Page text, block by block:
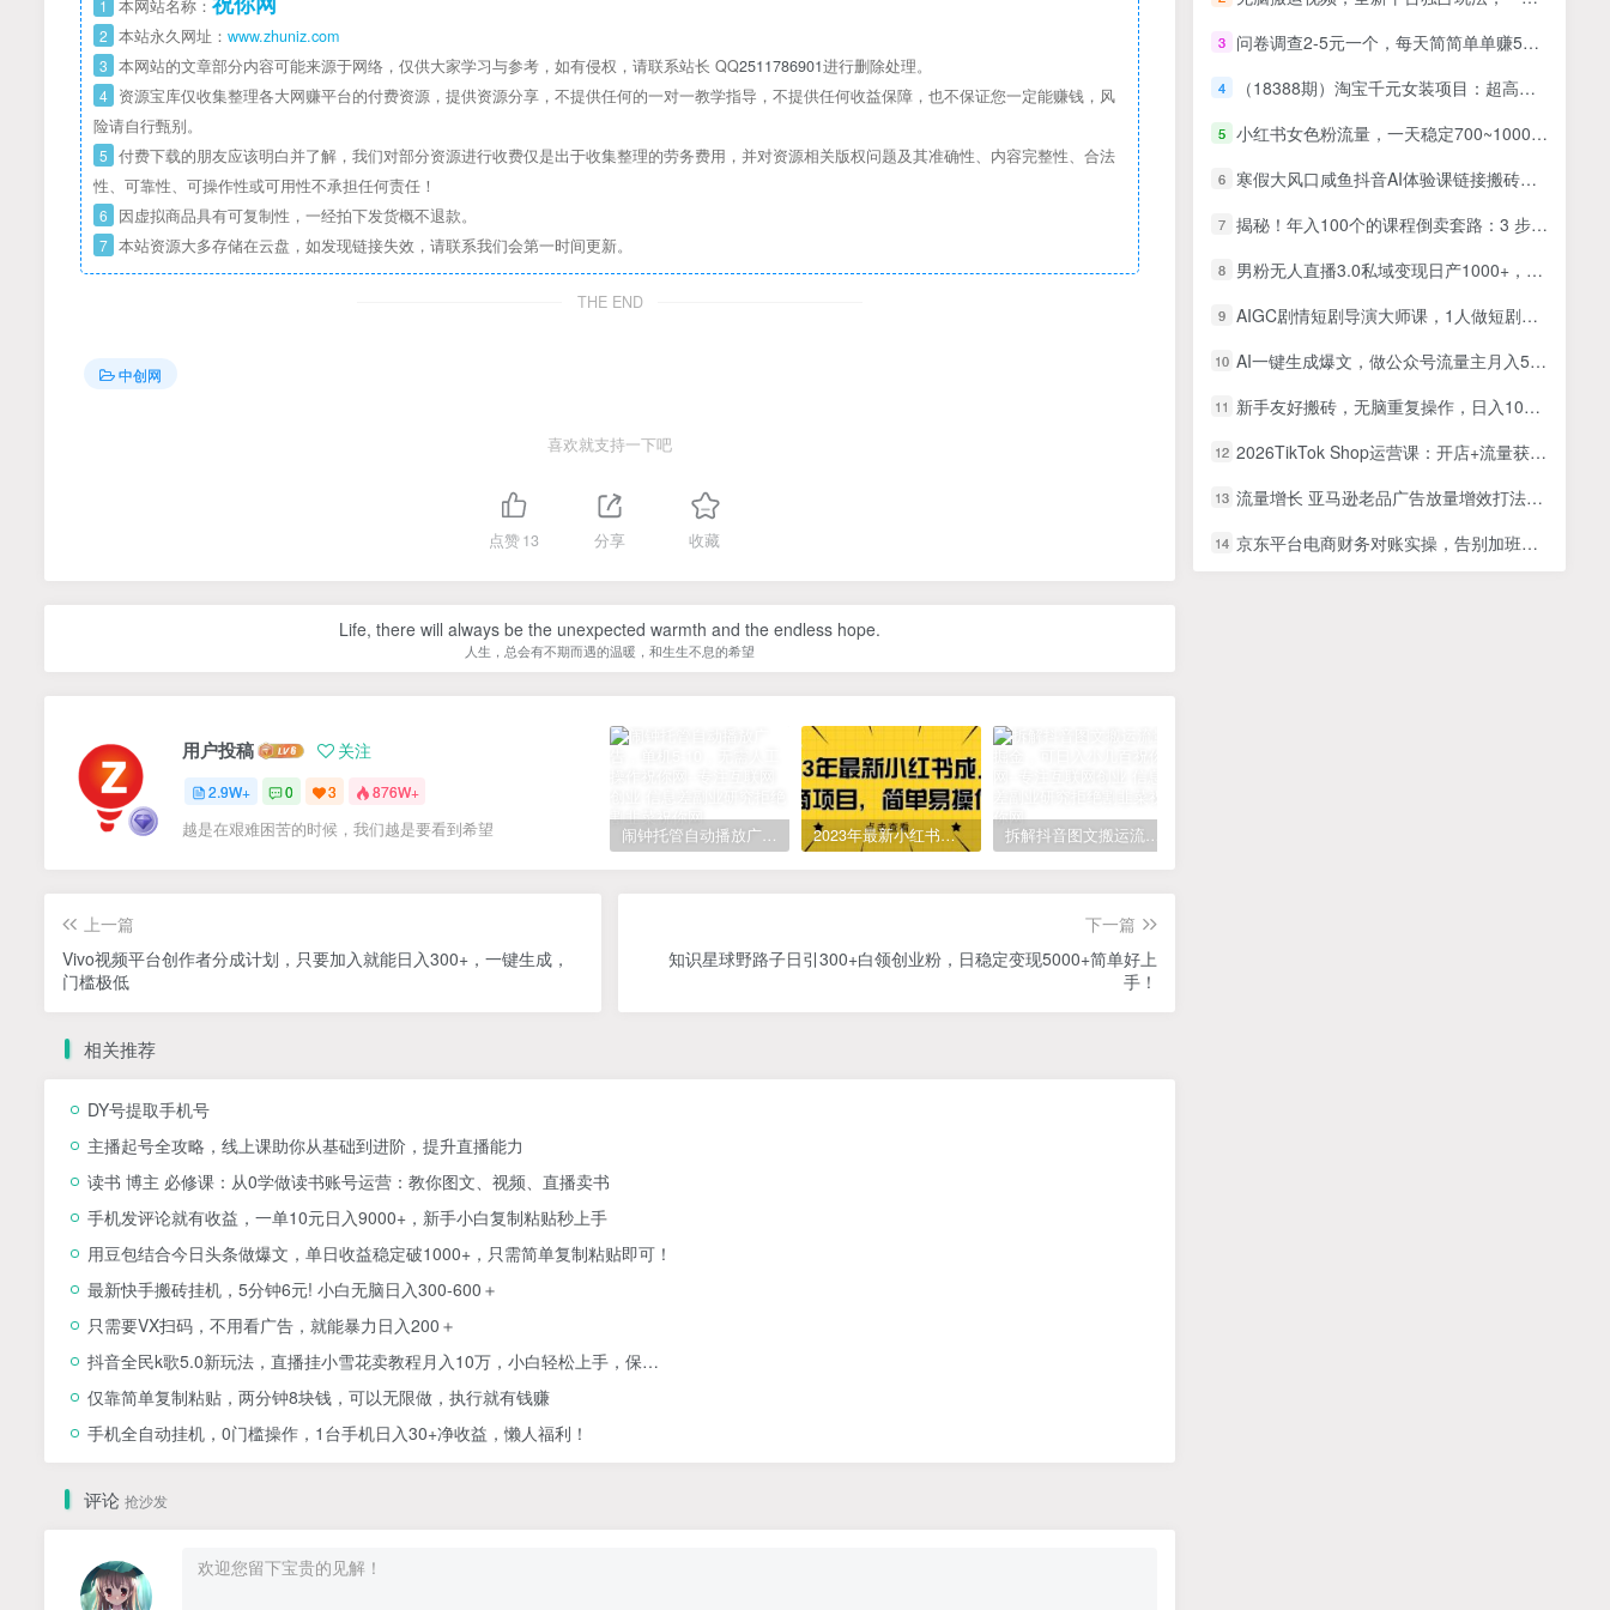
1 本网站名称：
2 本站永久网址： www.zhuniz.com
3 本网站的文章部分内容可能来源于网络，仅供大家学习与参考，如有侵权，请联系站长 QQ2511786901进行删除处理。
4 资源宝库仅收集整理各大网赚平台的付费资源，提供资源分享，不提供任何的一对一教学指导，不提供任何收益保障，也不保证您一定能赚钱，风
险请自行甄别。
5 付费下载的朋友应该明白并了解，我们对部分资源进行收费仅是出于收集整理的劳务费用，并对资源相关版权问题及其准确性、内容完整性、合法
性、可靠性、可操作性或可用性不承担任何责任！
6 因虚拟商品具有可复制性，一经拍下发货概不退款。
7 本站资源大多存储在云盘，如发现链接失效，请联系我们会第一时间更新。
THE END
中创网
喜欢就支持一下吧
点赞13 分享 收藏
Life, there will always be the unexpected warmth and the endless hope.
人生，总会有不期而遇的温暖，和生生不息的希望
用户投稿 关注
2.9W+ 0 3 876W+
越是在艰难困苦的时候，我们越是要看到希望 闹钟托管自动播放广告，单机5-10，无需人工操作 2023年最新小红书成人电商项目，简单易操作【详细教程】 拆解抖音图文搬运流量掘金，可日入小几百
上一篇
Vivo视频平台创作者分成计划，只要加入就能日入300+，一键生成，
门槛极低
下一篇
知识星球野路子日引300+白领创业粉，日稳定变现5000+简单好上
手！
相关推荐
DY号提取手机号
主播起号全攻略，线上课助你从基础到进阶，提升直播能力
读书 博主 必修课：从0学做读书账号运营：教你图文、视频、直播卖书
手机发评论就有收益，一单10元日入9000+，新手小白复制粘贴秒上手
用豆包结合今日头条做爆文，单日收益稳定破1000+，只需简单复制粘贴即可！
最新快手搬砖挂机，5分钟6元! 小白无脑日入300-600＋
只需要VX扫码，不用看广告，就能暴力日入200＋
抖音全民k歌5.0新玩法，直播挂小雪花卖教程月入10万，小白轻松上手，保…
仅靠简单复制粘贴，两分钟8块钱，可以无限做，执行就有钱赚
手机全自动挂机，0门槛操作，1台手机日入30+净收益，懒人福利！
评论 抢沙发
3 问卷调查2-5元一个，每天简简单单赚50-100零花钱
4 （18388期）淘宝千元女装项目：超高利润，一单1000多，非常暴利！
5 小红书女色粉流量，一天稳定700~1000+ Ai撰写爆款文案条条火爆，高粘性引流养回头客
6 寒假大风口咸鱼抖音AI体验课链接搬砖变现，全网首发冷门项目，小白可日入2K+【揭秘】
7 揭秘！年入100个的课程倒卖套路：3 步搭建自动化变现系统
8 男粉无人直播3.0私域变现日产1000+，零基础小白上手简单，适合个人或者工作室
9 AIGC剧情短剧导演大师课，1人做短剧，抢占AIGC短剧流量先机
10 AI一键生成爆文，做公众号流量主月入5位数
11 新手友好搬砖，无脑重复操作，日入1000+不夸张
12 2026TikTok Shop运营课：开店+流量获取+广告投放+达人建联，解锁海外电商掘金路径
13 流量增长 亚马逊老品广告放量增效打法，短期内广告销量翻倍
14 京东平台电商财务对账实操，告别加班，搞定核算